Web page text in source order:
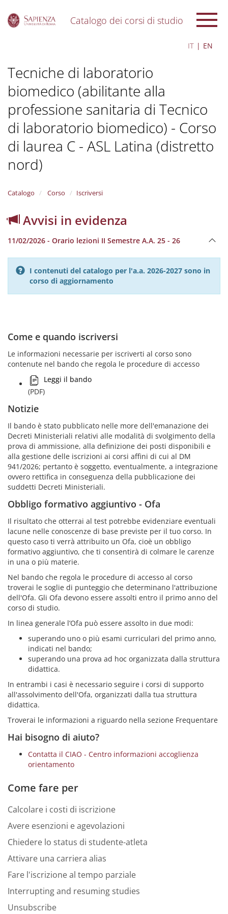
Catalogo dei corsi di studio
IT EN
Tecniche di laboratorio
biomedico (abilitante alla
professione sanitaria di Tecnico
di laboratorio biomedico) - Corso
di laurea C - ASL Latina (distretto
nord)
Catalogo Corso Iscriversi
Avvisi in evidenza
11/02/2026 - Orario lezioni II Semestre A.A. 25 - 26
I contenuti del catalogo per l'a.a. 2026-2027 sono in
corso di aggiornamento
Come e quando iscriversi
Le informazioni necessarie per iscriverti al corso sono
contenute nel bando che regola le procedure di accesso
Leggi il bando
(PDF)
Notizie
Il bando è stato pubblicato nelle more dell'emanazione dei
Decreti Ministeriali relativi alle modalità di svolgimento della
prova di ammissione, alla definizione dei posti disponibili e
alla gestione delle iscrizioni ai corsi affini di cui al DM
941/2026; pertanto è soggetto, eventualmente, a integrazione
ovvero rettifica in conseguenza della pubblicazione dei
suddetti Decreti Ministeriali.
Obbligo formativo aggiuntivo - Ofa
Il risultato che otterrai al test potrebbe evidenziare eventuali
lacune nelle conoscenze di base previste per il tuo corso. In
questo caso ti verrà attribuito un Ofa, cioè un obbligo
formativo aggiuntivo, che ti consentirà di colmare le carenze
in una o più materie.
Nel bando che regola le procedure di accesso al corso
troverai le soglie di punteggio che determinano l'attribuzione
dell'Ofa. Gli Ofa devono essere assolti entro il primo anno del
corso di studio.
In linea generale l’Ofa può essere assolto in due modi:
superando uno o più esami curriculari del primo anno,
indicati nel bando;
superando una prova ad hoc organizzata dalla struttura
didattica.
In entrambi i casi è necessario seguire i corsi di supporto
all'assolvimento dell'Ofa, organizzati dalla tua struttura
didattica.
Troverai le informazioni a riguardo nella sezione Frequentare
Hai bisogno di aiuto?
Contatta il CIAO - Centro informazioni accoglienza
orientamento
Come fare per
Calcolare i costi di iscrizione
Avere esenzioni e agevolazioni
Chiedere lo status di studente-atleta
Attivare una carriera alias
Fare l'iscrizione al tempo parziale
Interrupting and resuming studies
Unsubscribe